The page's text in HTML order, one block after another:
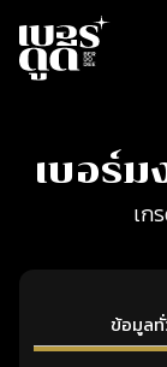
เบอร์ม
เก
ข้อมูลทั่